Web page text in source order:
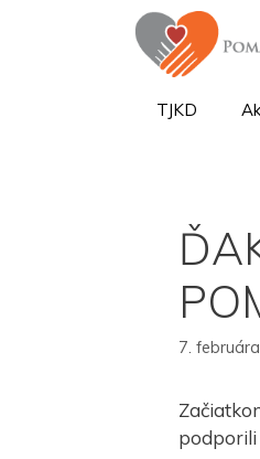
TJKD
7.
podporili